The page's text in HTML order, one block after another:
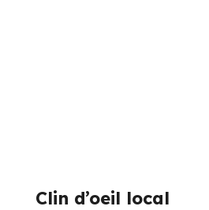
Clin d’oeil local